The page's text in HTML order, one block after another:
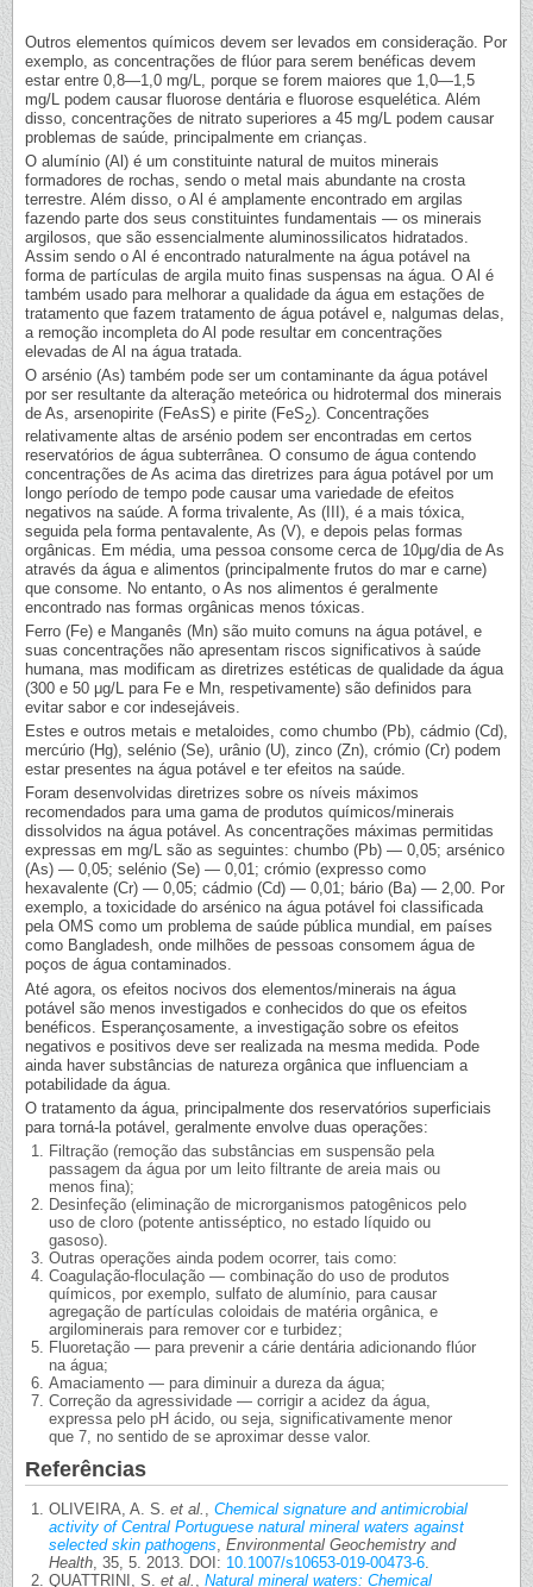
Outros elementos químicos devem ser levados em consideração. Por
exemplo, as concentrações de flúor para serem benéficas devem
estar entre 0,8—1,0 mg/L, porque se forem maiores que 1,0—1,5
mg/L podem causar fluorose dentária e fluorose esquelética. Além
disso, concentrações de nitrato superiores a 45 mg/L podem causar
problemas de saúde, principalmente em crianças.
O alumínio (Al) é um constituinte natural de muitos minerais
formadores de rochas, sendo o metal mais abundante na crosta
terrestre. Além disso, o Al é amplamente encontrado em argilas
fazendo parte dos seus constituintes fundamentais — os minerais
argilosos, que são essencialmente aluminossilicatos hidratados.
Assim sendo o Al é encontrado naturalmente na água potável na
forma de partículas de argila muito finas suspensas na água. O Al é
também usado para melhorar a qualidade da água em estações de
tratamento que fazem tratamento de água potável e, nalgumas delas,
a remoção incompleta do Al pode resultar em concentrações
elevadas de Al na água tratada.
O arsénio (As) também pode ser um contaminante da água potável
por ser resultante da alteração meteórica ou hidrotermal dos minerais
de As, arsenopirite (FeAsS) e pirite (FeS2). Concentrações
relativamente altas de arsénio podem ser encontradas em certos
reservatórios de água subterrânea. O consumo de água contendo
concentrações de As acima das diretrizes para água potável por um
longo período de tempo pode causar uma variedade de efeitos
negativos na saúde. A forma trivalente, As (III), é a mais tóxica,
seguida pela forma pentavalente, As (V), e depois pelas formas
orgânicas. Em média, uma pessoa consome cerca de 10μg/dia de As
através da água e alimentos (principalmente frutos do mar e carne)
que consome. No entanto, o As nos alimentos é geralmente
encontrado nas formas orgânicas menos tóxicas.
Ferro (Fe) e Manganês (Mn) são muito comuns na água potável, e
suas concentrações não apresentam riscos significativos à saúde
humana, mas modificam as diretrizes estéticas de qualidade da água
(300 e 50 μg/L para Fe e Mn, respetivamente) são definidos para
evitar sabor e cor indesejáveis.
Estes e outros metais e metaloides, como chumbo (Pb), cádmio (Cd),
mercúrio (Hg), selénio (Se), urânio (U), zinco (Zn), crómio (Cr) podem
estar presentes na água potável e ter efeitos na saúde.
Foram desenvolvidas diretrizes sobre os níveis máximos
recomendados para uma gama de produtos químicos/minerais
dissolvidos na água potável. As concentrações máximas permitidas
expressas em mg/L são as seguintes: chumbo (Pb) — 0,05; arsénico
(As) — 0,05; selénio (Se) — 0,01; crómio (expresso como
hexavalente (Cr) — 0,05; cádmio (Cd) — 0,01; bário (Ba) — 2,00. Por
exemplo, a toxicidade do arsénico na água potável foi classificada
pela OMS como um problema de saúde pública mundial, em países
como Bangladesh, onde milhões de pessoas consomem água de
poços de água contaminados.
Até agora, os efeitos nocivos dos elementos/minerais na água
potável são menos investigados e conhecidos do que os efeitos
benéficos. Esperançosamente, a investigação sobre os efeitos
negativos e positivos deve ser realizada na mesma medida. Pode
ainda haver substâncias de natureza orgânica que influenciam a
potabilidade da água.
O tratamento da água, principalmente dos reservatórios superficiais
para torná-la potável, geralmente envolve duas operações:
Filtração (remoção das substâncias em suspensão pela
passagem da água por um leito filtrante de areia mais ou
menos fina);
Desinfeção (eliminação de microrganismos patogênicos pelo
uso de cloro (potente antisséptico, no estado líquido ou
gasoso).
Outras operações ainda podem ocorrer, tais como:
Coagulação-floculação — combinação do uso de produtos
químicos, por exemplo, sulfato de alumínio, para causar
agregação de partículas coloidais de matéria orgânica, e
argilominerais para remover cor e turbidez;
Fluoretação — para prevenir a cárie dentária adicionando flúor
na água;
Amaciamento — para diminuir a dureza da água;
Correção da agressividade — corrigir a acidez da água,
expressa pelo pH ácido, ou seja, significativamente menor
que 7, no sentido de se aproximar desse valor.
Referências
OLIVEIRA, A. S. et al.
Chemical signature and antimicrobial
activity of Central Portuguese natural mineral waters against
selected skin pathogens Environmental Geochemistry and
Health , 35, 5. 2013. DOI: 10.1007/s10653-019-00473-6
QUATTRINI, S. et al. Natural mineral waters: Chemical